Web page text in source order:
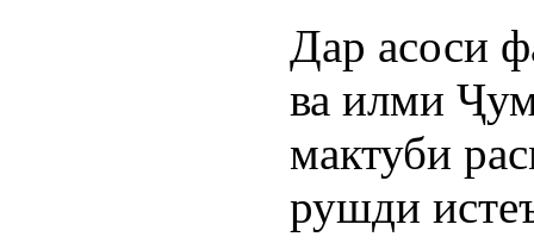
Дар асоси
ва илми
мактуби
рушди